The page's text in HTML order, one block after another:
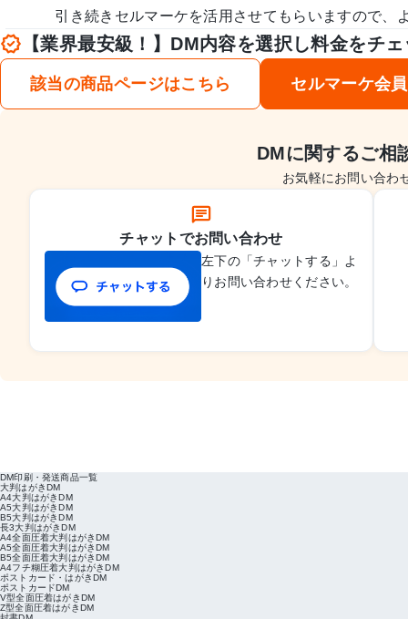
引き続きセルマーケを活用させてもらいますので、
【業界最安級！】DM内容を選択し料金をチ
該当の商品ページはこちら セルマーケ会
DMに関するご相
お気軽にお問い合わ
チャットでお問い合わせ
左下の「チャットする」よ
りお問い合わせください。
DM印刷・発送商品一覧
大判はがきDM
A4大判はがきDM
A5大判はがきDM
B5大判はがきDM
長3大判はがきDM
A4全面圧着大判はがきDM
A5全面圧着大判はがきDM
B5全面圧着大判はがきDM
A4フチ糊圧着大判はがきDM
ポストカード・はがきDM
ポストカードDM
V型全面圧着はがきDM
Z型全面圧着はがきDM